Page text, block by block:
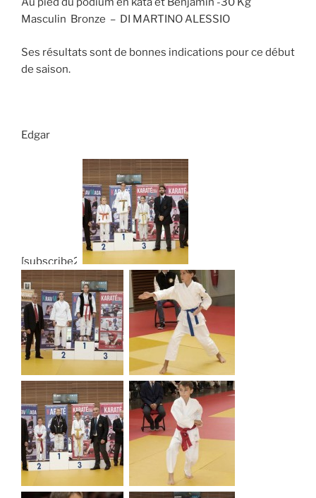
Masculin Bronze – DI MARTINO ALESSIO
Ses résultats sont de bonnes indications pour ce début
de saison.
Edgar
[subscribe2]